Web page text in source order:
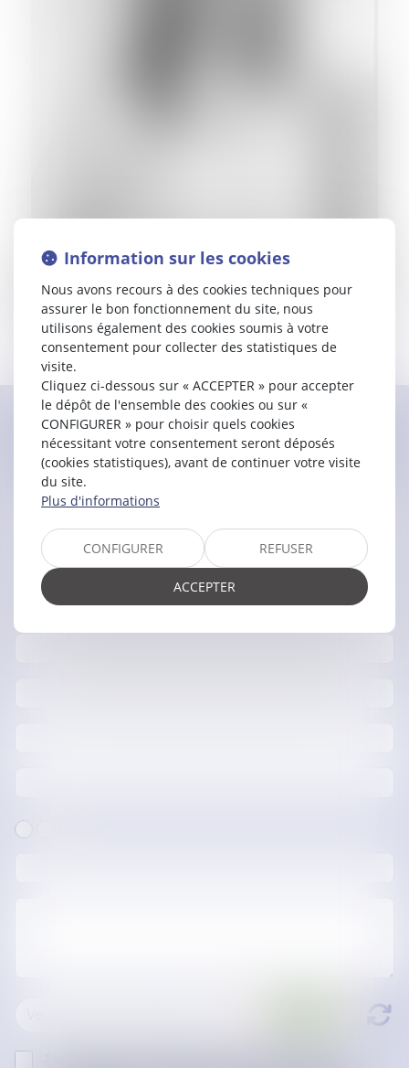
Année de prestation de serment : 2021
ContacterAmélieZAROUR
Information sur les cookies
Nous avons recours à des cookies techniques pour
assurer le bon fonctionnement du site, nous
utilisons également des cookies soumis à votre
consentement pour collecter des statistiques de
visite.
Cliquez ci-dessous sur « ACCEPTER » pour accepter
le dépôt de l'ensemble des cookies ou sur «
CONFIGURER » pour choisir quels cookies
nécessitant votre consentement seront déposés
(cookies statistiques), avant de continuer votre visite
du site.
Plus d'informations
CONFIGURER REFUSER
ACCEPTER